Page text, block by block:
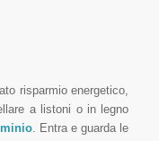
risparmio energetico,
a listoni o in legno
. Entra e guarda le